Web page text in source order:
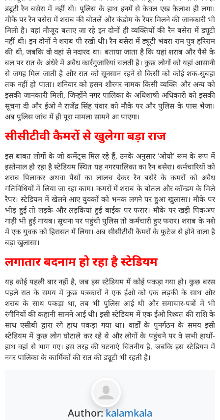
ड्यूटी रैन बसेरा में नहीं थी। पुलिस के हाथ इनमें से केवल एख कैलाश ही लगा।
मौकै पर रैन बसेरा में शराब की बोतलें और कंडोम के रैपर मिलने की जानकारी भी
मिली है। वहां मौजूद बताए जा रहे इन दोनों ही व्यक्तियों की रैन बसेरा में ड्यूटी
नहीं थी। इन दोनों ने शराब पी रखी थी। रैन बसेरा में ड्यूटी भंवरा राम पुत्र हरिराम
की थी, जबकि वो वहां से नदारद था। बताया जाता है कि यहां शराब और पैसे के
बल पर रात के अंधेरे में अवैध कार्रगुजारियां चलती है। कुछ लोगों को यहां आसानी
से जगह मिल जाती है और रात को सूनसान रहने से किसी को कोई शक-सुबहा
तक नहीं हो पाता। शनिवार को हसन शौरगर नामक किसी व्यक्ति और अन्य को
इसकी जानकारी मिली, जिन्होंने नगर पालिका के अधिशाषी अधिकारी को इसकी
सूचना दी और ईओ ने राजेंद्र सिंह पंवार को मौके पर और पुलिस के पास भेजा।
अब पुलिस जांच में ही पूरा मामला सामने आ पाएगा।
सीसीटीवी कैमरों से खुलेगा बड़ा राज
इस बाबत लोगों के जो कमेंट्स मिल रहे हैं, उनके अनुसार ‘ओयो’ रूम के रूप में
इस्तेमाल हो रहा है स्टेडियम स्थित यह नगरपालिका का रैन बसेरा। कर्मचारियों को
शराब पिलाकर अथवा पैसों का लालच देकर रैन बसेरे के कमरों को अवैध
गतिविधियों में लिया जा रहा काम। कमरों में शराब के बोतल और कॉन्डम के मिले
रैपर। स्टेडियम में खेलने आए युवकों को भनक लगने पर हुआ खुलासा। मौके पर
भीड़ हुई तो लड़के और लड़कियां हुई बाईक पर फरार। मौके पर खड़ी पिकअप
गाड़ी भी हुई गायब। सूचना पर पहुंची पुलिस तो कर्मचारी हुए फरार। शराब के नशे
में एक युवक को हिरासत में लिया। अब सीसीटीवी कैमरों के फुटेज से होने वाला है
बड़ा खुलासा।
लगातार बदनाम हो रहा है स्टेडियम
यह कोई पहली बार नहीं है, जब इस स्टेडियम में कोई पकड़ा गया हो। कुछ बरस
पहले रात के समय में कुछ पत्रकारों ने एक ईओ को एक लड़की के साथ और
शराब के साथ पकड़ा था, तब भी पुलिस आई थी और समाचार-पत्रों में भी
रंगीनियों की कहानी सामने आई थी। इसी स्टेडियम में एक ईओ रिश्वत की राशि के
साथ एसीबी द्वारा रंगे हाथ पकड़ा गया था। वार्डों के पुनर्गठन के समय इसी
स्टेडियम में कुछ लोग घोटाले कर रहे थे और लोगों के पहुंचने पर वे सभी हाथों-
हाथ वहां से भाग गए। इस तरह की घटनाएं चिंतनीय है‌, जबकि इस स्टेडियम में
नगर पालिका के कार्मिकों की रात की ड्यूटी भी रहती है।
Author:kalamkala